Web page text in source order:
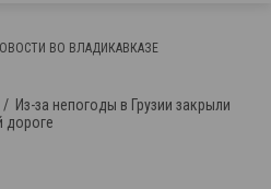
ВО ВЛАДИКАВКАЗЕ
Из-за непогоды в Грузии закрыли
дороге